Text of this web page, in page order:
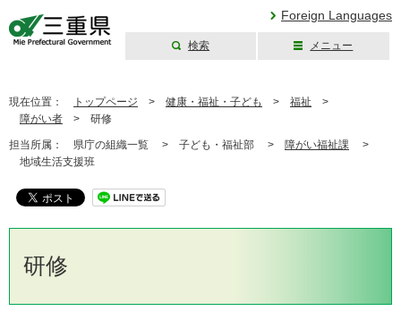
Foreign Languages
検索 メニュー
現在位置： トップページ > 健康・福祉・子ども > 福祉 >
障がい者 > 研修
担当所属： 県庁の組織一覧 > 子ども・福祉部 > 障がい福祉課 >
地域生活支援班
研修